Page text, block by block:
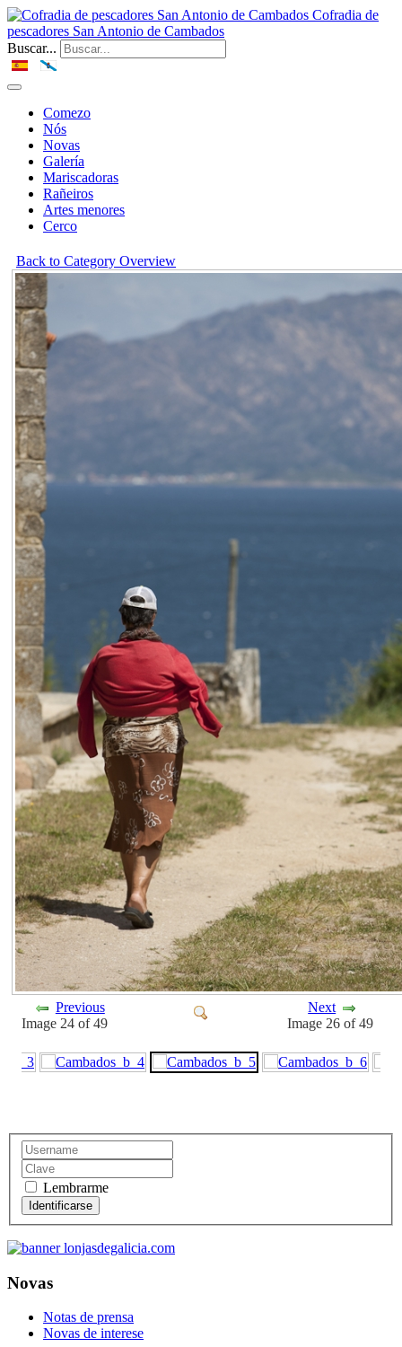
Cofradia de
pescadores San Antonio de Cambados
Buscar...
Comezo
Nós
Novas
Galería
Mariscadoras
Rañeiros
Artes menores
Cerco
Back to Category Overview
Previous
Image 24 of 49
Next
Image 26 of 49
Lembrarme
Novas
Notas de prensa
Novas de interese